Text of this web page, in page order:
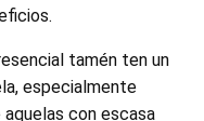
tamén ten un
especialmente
con escasa